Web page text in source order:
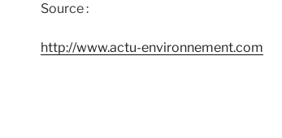
Source :
http://www.actu-environnement.com